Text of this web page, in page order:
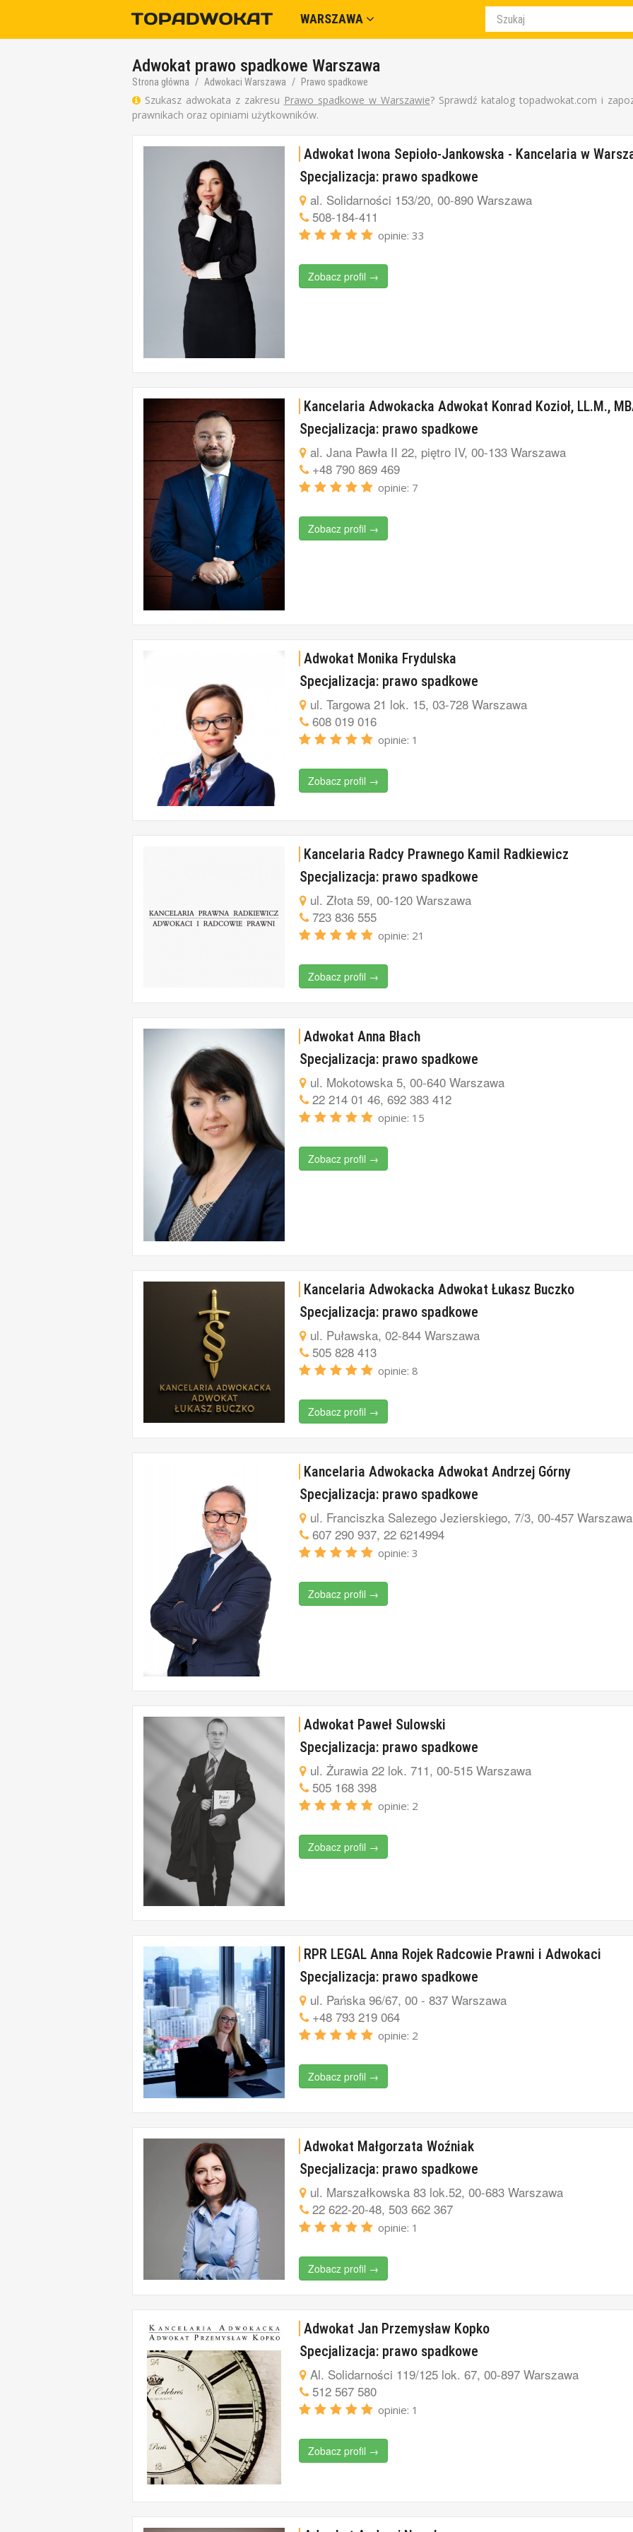
WARSZAWA
Adwokat prawo spadkowe Warszawa
Strona główna Adwokaci Warszawa Prawo spadkowe
Szukasz adwokata z zakresu Prawo spadkowe w Warszawie? Sprawdź katalog topadwokat.com i
prawnikach oraz opiniami użytkowników.
Adwokat Iwona Sepioło-Jankowska - Kancelaria w
Specjalizacja: prawo spadkowe
al. Solidarności 153/20, 00-890 Warszawa
508-184-411
opinie: 33
Zobacz profil →
Kancelaria Adwokacka Adwokat Konrad Kozioł, LL.M.,
Specjalizacja: prawo spadkowe
al. Jana Pawła II 22, piętro IV, 00-133 Warszawa
+48 790 869 469
opinie: 7
Zobacz profil →
Adwokat Monika Frydulska
Specjalizacja: prawo spadkowe
ul. Targowa 21 lok. 15, 03-728 Warszawa
608 019 016
opinie: 1
Zobacz profil →
Kancelaria Radcy Prawnego Kamil Radkiewicz
Specjalizacja: prawo spadkowe
ul. Złota 59, 00-120 Warszawa
723 836 555
opinie: 21
Zobacz profil →
Adwokat Anna Błach
Specjalizacja: prawo spadkowe
ul. Mokotowska 5, 00-640 Warszawa
22 214 01 46, 692 383 412
opinie: 15
Zobacz profil →
Kancelaria Adwokacka Adwokat Łukasz Buczko
Specjalizacja: prawo spadkowe
ul. Puławska, 02-844 Warszawa
505 828 413
opinie: 8
Zobacz profil →
Kancelaria Adwokacka Adwokat Andrzej Górny
Specjalizacja: prawo spadkowe
ul. Franciszka Salezego Jezierskiego, 7/3, 00-457 Warszawa
607 290 937, 22 6214994
opinie: 3
Zobacz profil →
Adwokat Paweł Sulowski
Specjalizacja: prawo spadkowe
ul. Żurawia 22 lok. 711, 00-515 Warszawa
505 168 398
opinie: 2
Zobacz profil →
RPR LEGAL Anna Rojek Radcowie Prawni i Adwokaci
Specjalizacja: prawo spadkowe
ul. Pańska 96/67, 00 - 837 Warszawa
+48 793 219 064
opinie: 2
Zobacz profil →
Adwokat Małgorzata Woźniak
Specjalizacja: prawo spadkowe
ul. Marszałkowska 83 lok.52, 00-683 Warszawa
22 622-20-48, 503 662 367
opinie: 1
Zobacz profil →
Adwokat Jan Przemysław Kopko
Specjalizacja: prawo spadkowe
Al. Solidarności 119/125 lok. 67, 00-897 Warszawa
512 567 580
opinie: 1
Zobacz profil →